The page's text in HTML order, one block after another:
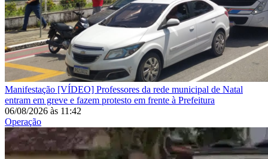
Manifestação [VÍDEO] Professores da rede municipal de Natal
entram em greve e fazem protesto em frente à Prefeitura
06/08/2026 às 11:42
Operação